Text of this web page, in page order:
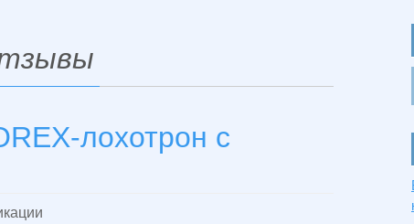
лохотрон с